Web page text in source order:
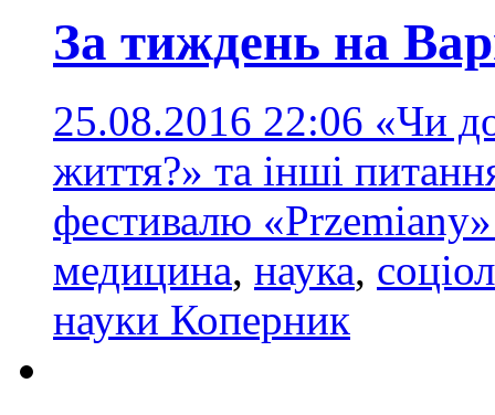
За тиждень на
25.08.2016 22:06 «Чи
життя?» та інші
фестивалю
медицина, наука,
науки Коперник